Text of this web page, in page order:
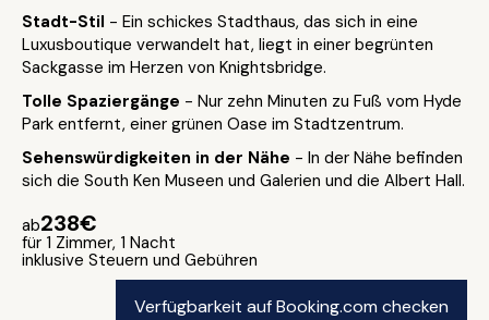
Stadt-Stil - Ein schickes Stadthaus, das sich in eine
Luxusboutique verwandelt hat, liegt in einer begrünten
Sackgasse im Herzen von Knightsbridge.
Tolle Spaziergänge - Nur zehn Minuten zu Fuß vom Hyde
Park entfernt, einer grünen Oase im Stadtzentrum.
Sehenswürdigkeiten in der Nähe - In der Nähe befinden
sich die South Ken Museen und Galerien und die Albert Hall.
ab238€
für 1 Zimmer, 1 Nacht
inklusive Steuern und Gebühren
Verfügbarkeit auf Booking.com checken